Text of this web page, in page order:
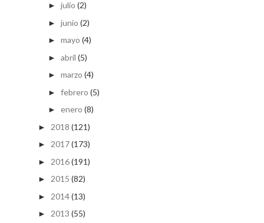
► julio (2)
► junio (2)
► mayo (4)
► abril (5)
► marzo (4)
► febrero (5)
► enero (8)
► 2018 (121)
► 2017(173)
► 2016(191)
► 2015 (82)
► 2014(13)
► 2013 (55)